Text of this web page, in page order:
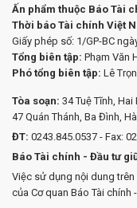
Ấn phẩm thuộc Báo Tài
Thời báo Tài chính Việt
Giấy phép số: 1/GP-BC
Tổng biên tập: Phạm Văn
Phó tổng biên tập: Lê
Tòa soạn: 34 Tuệ Tĩnh,
47 Quán Thánh, Ba Đình,
ĐT: 0243.845.0537 - Fax:
Báo Tài chính - Đầu tư
Việc sử dụng nội dung
của Cơ quan Báo Tài chính